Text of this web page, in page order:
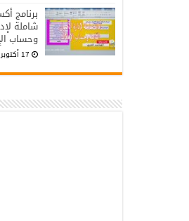
برنامج
شاملة
وحساب
17 أكتوبر، 2024